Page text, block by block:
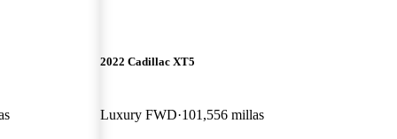
2022 Cadillac XT5
Luxury FWD 101,556 millas